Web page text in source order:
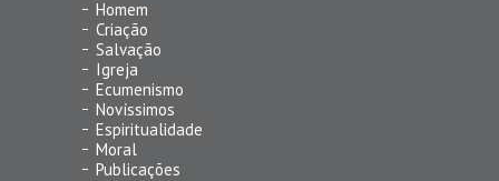
Homem
Criação
Salvação
Igreja
Ecumenismo
Novíssimos
Espiritualidade
Moral
Publicações